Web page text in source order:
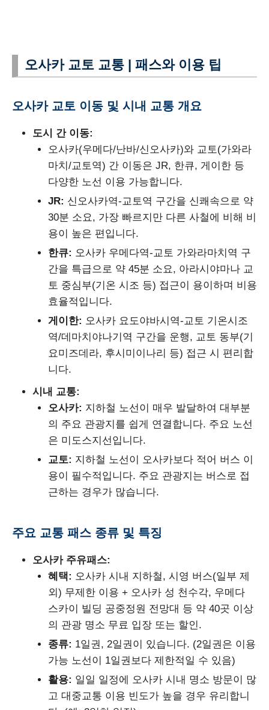
오사카 교토 교통 | 패스와 이용 팁
오사카 교토 이동 및 시내 교통 개요
도시 간 이동:
오사카(우메다/난바/신오사카)와 교토(가와라
마치/교토역) 간 이동은 JR, 한큐, 게이한 등
다양한 노선 이용 가능합니다.
JR: 신오사카역-교토역 구간을 신쾌속으로 약
30분 소요, 가장 빠르지만 다른 사철에 비해 비
용이 높은 편입니다.
한큐: 오사카 우메다역-교토 가와라마치역 구
간을 특급으로 약 45분 소요, 아라시야마나 교
토 중심부(기온 시조 등) 접근이 용이하며 비용
효율적입니다.
게이한: 오사카 요도야바시역-교토 기온시조
역/데마치야나기역 구간을 운행, 교토 동부(기
요미즈데라, 후시미이나리 등) 접근 시 편리합
니다.
시내 교통:
오사카: 지하철 노선이 매우 발달하여 대부분
의 주요 관광지를 쉽게 연결합니다. 주요 노선
은 미도스지선입니다.
교토: 지하철 노선이 오사카보다 적어 버스 이
용이 필수적입니다. 주요 관광지는 버스로 접
근하는 경우가 많습니다.
주요 교통 패스 종류 및 특징
오사카 주유패스:
혜택: 오사카 시내 지하철, 시영 버스(일부 제
외) 무제한 이용 + 오사카 성 천수각, 우메다
스카이 빌딩 공중정원 전망대 등 약 40곳 이상
의 관광 명소 무료 입장 또는 할인.
종류: 1일권, 2일권이 있습니다. (2일권은 이용
가능 노선이 1일권보다 제한적일 수 있음)
활용: 일일 일정에 오사카 시내 명소 방문이 많
고 대중교통 이용 빈도가 높을 경우 유리합니